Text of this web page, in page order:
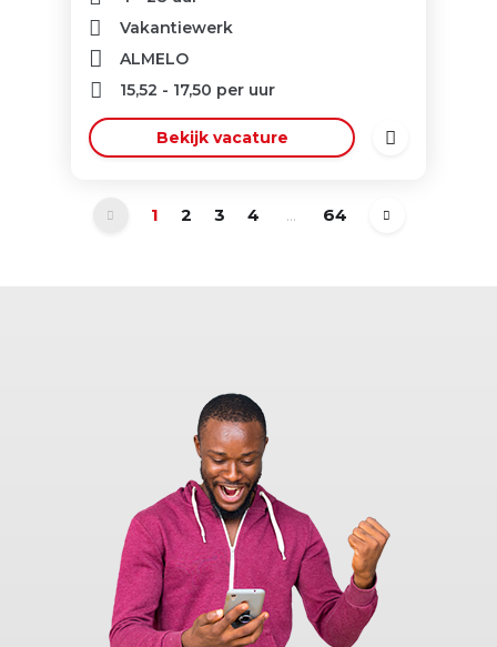
Vakantiewerk
ALMELO
15,52 - 17,50 per uur
Bekijk vacature
1 2 3 4 ... 64